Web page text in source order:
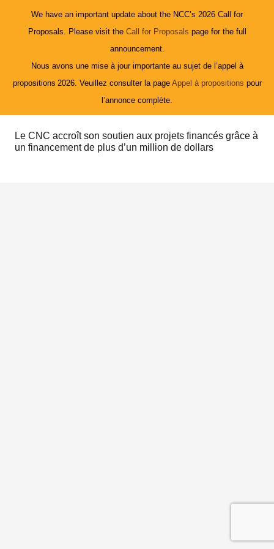
We have an important update about the NCC’s 2026 Call for
Proposals. Please visit the Call for Proposals page for the full
announcement.
Nous avons une mise à jour importante au sujet de l’appel à
propositions 2026. Veuillez consulter la page Appel à propositions pour
l’annonce complète.
Le CNC accroît son soutien aux projets financés grâce à
un financement de plus d’un million de dollars